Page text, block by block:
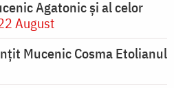
Agatonic şi al celor
August
Mucenic Cosma Etolianul